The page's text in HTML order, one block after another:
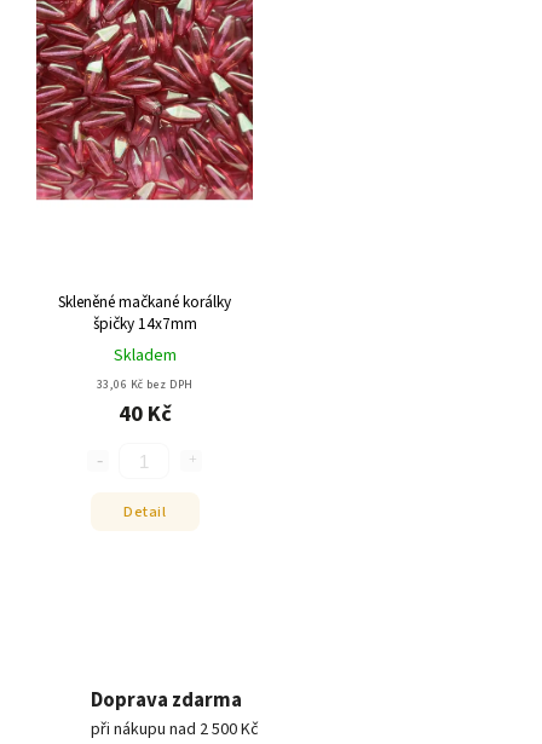
Skleněné mačkané korálky
špičky 14x7mm
Skladem
33,06 Kč bez DPH
40 Kč
Detail
Doprava zdarma
při nákupu nad 2 500 Kč